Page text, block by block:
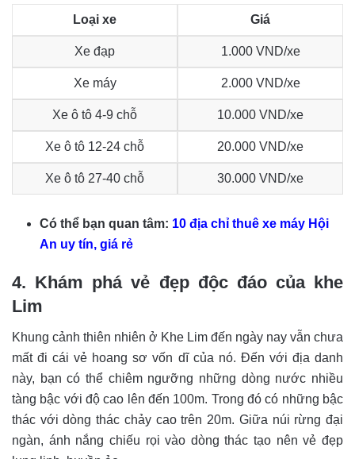
Loại xe Giá
Xe đạp 1.000 VND/xe
Xe máy 2.000 VND/xe
Xe ô tô 4-9 chỗ 10.000 VND/xe
Xe ô tô 12-24 chỗ 20.000 VND/xe
Xe ô tô 27-40 chỗ 30.000 VND/xe
Có thể bạn quan tâm: 10 địa chỉ thuê xe máy Hội
An uy tín, giá rẻ
4. Khám phá vẻ đẹp độc đáo của khe
Lim
Khung cảnh thiên nhiên ở Khe Lim đến ngày nay vẫn chưa
mất đi cái vẻ hoang sơ vốn dĩ của nó. Đến với địa danh
này, bạn có thể chiêm ngưỡng những dòng nước nhiều
tàng bậc với độ cao lên đến 100m. Trong đó có những bậc
thác với dòng thác chảy cao trên 20m. Giữa núi rừng đại
ngàn, ánh nắng chiếu rọi vào dòng thác tạo nên vẻ đẹp